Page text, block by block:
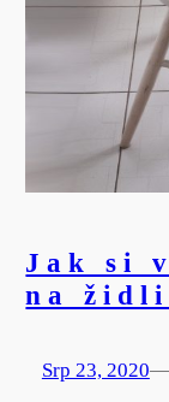
Jak si
na
Srp 23, 2020—